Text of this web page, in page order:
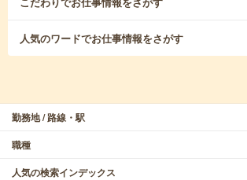
人気のワードでお仕事情報をさがす
勤務地 / 路線・駅
職種
人気の検索インデックス